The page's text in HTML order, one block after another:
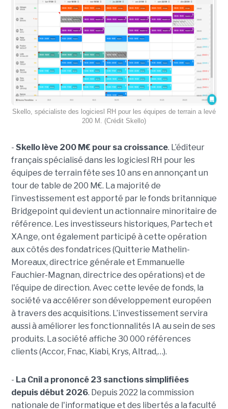
Skello, spécialiste des logiciesl RH pour les équipes de terrain a levé
200 M. (Crédit Skello)
- Skello lève 200 M€ pour sa croissance. L’éditeur
français spécialisé dans les logiciesl RH pour les
équipes de terrain fête ses 10 ans en annonçant un
tour de table de 200 M€. La majorité de
l’investissement est apporté par le fonds britannique
Bridgepoint qui devient un actionnaire minoritaire de
référence. Les investisseurs historiques, Partech et
XAnge, ont également participé à cette opération
aux côtés des fondatrices (Quitterie Mathelin-
Moreaux, directrice générale et Emmanuelle
Fauchier-Magnan, directrice des opérations) et de
l'équipe de direction. Avec cette levée de fonds, la
société va accélérer son développement européen
à travers des acquisitions. L’investissement servira
aussi à améliorer les fonctionnalités IA au sein de ses
produits. La société affiche 30 000 références
clients (Accor, Fnac, Kiabi, Krys, Altrad,…).
- La Cnil a prononcé 23 sanctions simplifiées
depuis début 2026. Depuis 2022 la commission
nationale de l'informatique et des libertés a la faculté